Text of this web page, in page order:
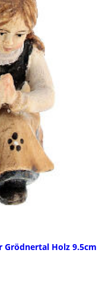
Grödnertal Holz 9.5cm